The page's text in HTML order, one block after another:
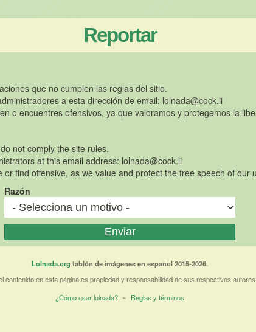
Reportar
que no cumplen las reglas del sitio.
a esta dirección de email: lolnada@cock.li
o encuentres ofensivos, ya que valoramos y protegemos la
not comply the site rules.
at this email address: lolnada@cock.li
find offensive, as we value and protect the free speech of our
Razón
Lolnada.org tablón de imágenes en español 2015-2026.
contenido en esta página es propiedad y responsabilidad de sus respectivos
¿Cómo usar lolnada? ~ Reglas y términos